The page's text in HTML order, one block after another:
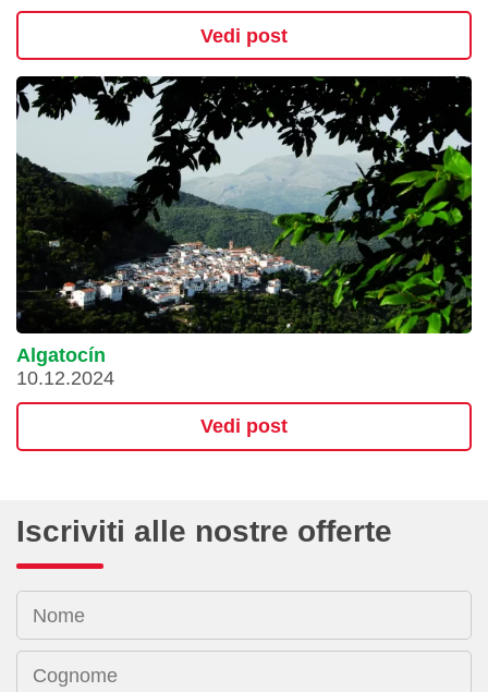
Vedi post
Algatocín
10.12.2024
Vedi post
Iscriviti alle nostre offerte
Nome
Cognome